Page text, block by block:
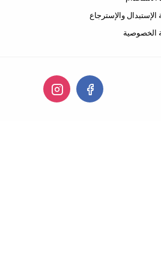
والإسترجاع
الخصوصية